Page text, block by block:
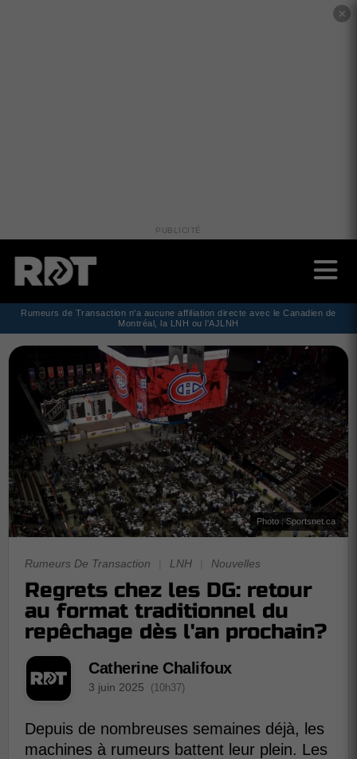
✕
PUBLICITÉ
Rumeurs de Transaction n'a aucune affiliation directe avec le Canadien de
Montréal, la LNH ou l'AJLNH
Photo : Sportsnet.ca
Rumeurs De Transaction LNH Nouvelles
Regrets chez les DG: retour
au format traditionnel du
repêchage dès l'an prochain?
Catherine Chalifoux
3 juin 2025 (10h37)
Depuis de nombreuses semaines déjà, les
machines à rumeurs battent leur plein. Les